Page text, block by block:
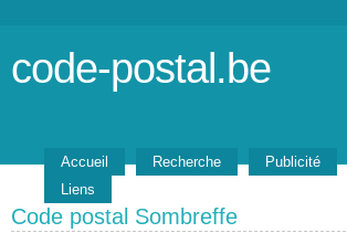
code-postal.be
Accueil Recherche Publicité
Liens
Code postal Sombreffe